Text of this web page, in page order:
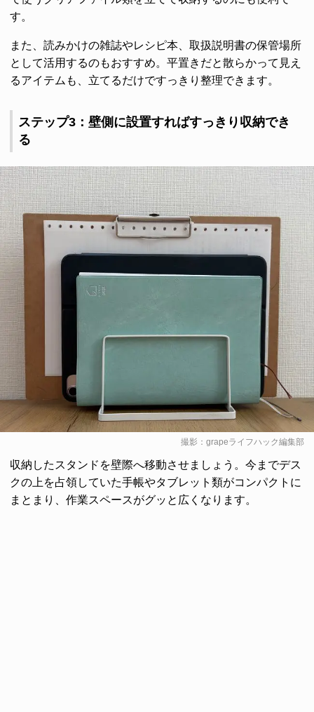
す。
また、読みかけの雑誌やレシピ本、取扱説明書の保管場所
として活用するのもおすすめ。平置きだと散らかって見え
るアイテムも、立てるだけですっきり整理できます。
ステップ3：壁側に設置すればすっきり収納でき
る
撮影：grapeライフハック編集部
収納したスタンドを壁際へ移動させましょう。今までデス
クの上を占領していた手帳やタブレット類がコンパクトに
まとまり、作業スペースがグッと広くなります。